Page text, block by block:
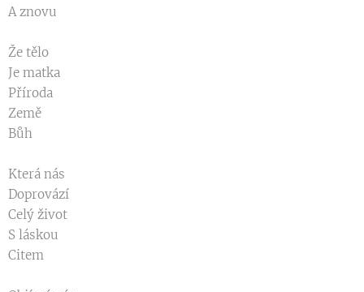
A znovu
Že tělo
Je matka
Příroda
Země
Bůh
Která nás
Doprovází
Celý život
S láskou
Citem